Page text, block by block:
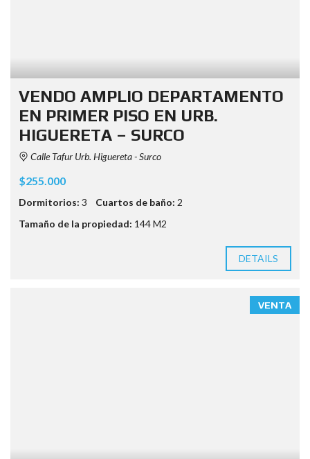
VENDO AMPLIO DEPARTAMENTO
EN PRIMER PISO EN URB.
HIGUERETA – SURCO
Calle Tafur Urb. Higuereta - Surco
$255.000
Dormitorios: 3 Cuartos de baño: 2
Tamaño de la propiedad: 144 M2
DETAILS
VENTA